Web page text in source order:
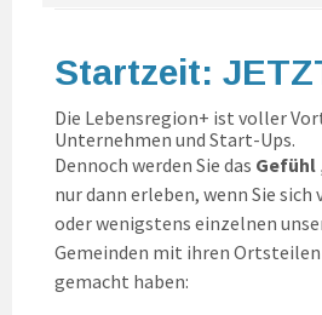
Startzeit:
Die Lebensregion+ ist voller
Unternehmen und Start-Ups.
Dennoch werden Sie das Gefühl
nur dann erleben, wenn Sie sich
oder wenigstens einzelnen
Gemeinden mit ihren Ortsteilen
gemacht haben: